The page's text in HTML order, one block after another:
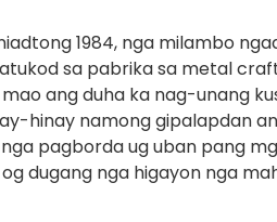
1984, nga milambo
sa pabrika sa metal
ang duha ka nag-unang
hinay namong gipalapdan
pagborda ug uban pang
dugang nga higayon nga